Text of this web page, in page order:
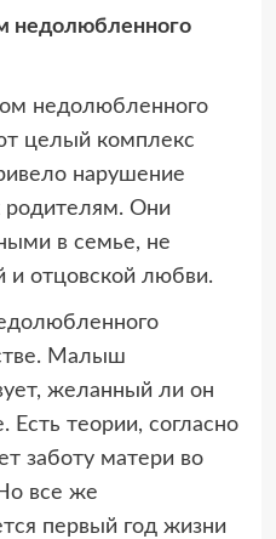
недолюбленного
недолюбленного
целый комплекс
нарушение
родителям. Они
в семье, не
отцовской любви.
Малыш
желанный ли он
теории, согласно
заботу матери во
все же
первый год жизни